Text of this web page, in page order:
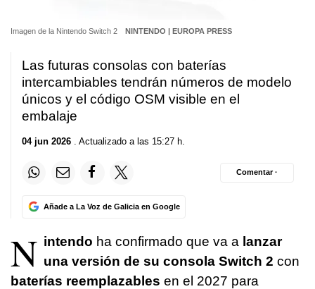
Imagen de la Nintendo Switch 2 NINTENDO | EUROPA PRESS
Las futuras consolas con baterías
intercambiables tendrán números de modelo
únicos y el código OSM visible en el
embalaje
04 jun 2026 . Actualizado a las 15:27 h.
Añade a La Voz de Galicia en Google
Comentar ·
N intendo ha confirmado que va a lanzar
una versión de su consola Switch 2 con
baterías reemplazables en el 2027 para